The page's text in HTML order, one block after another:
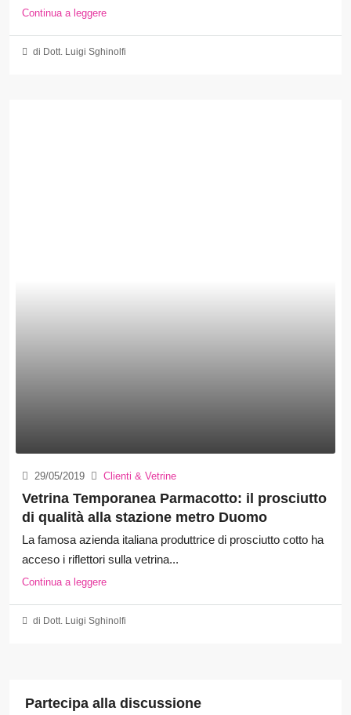
Continua a leggere
di Dott. Luigi Sghinolfi
29/05/2019 Clienti & Vetrine
Vetrina Temporanea Parmacotto: il prosciutto
di qualità alla stazione metro Duomo
La famosa azienda italiana produttrice di prosciutto cotto ha
acceso i riflettori sulla vetrina...
Continua a leggere
di Dott. Luigi Sghinolfi
Partecipa alla discussione